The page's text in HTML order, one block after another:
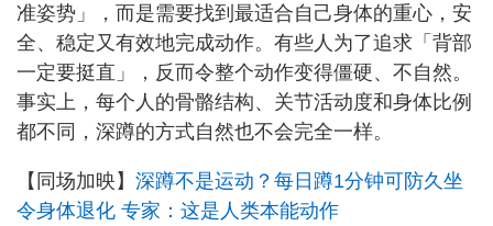
准姿势」，而是需要找到最适合自己身体的重心，安
全、稳定又有效地完成动作。有些人为了追求「背部
一定要挺直」，反而令整个动作变得僵硬、不自然。
事实上，每个人的骨骼结构、关节活动度和身体比例
都不同，深蹲的方式自然也不会完全一样。
【同场加映】 深蹲不是运动？每日蹲1分钟可防久坐
令身体退化 专家：这是人类本能动作